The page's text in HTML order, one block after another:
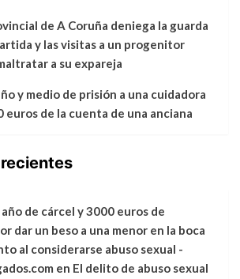
de A Coruña deniega la guarda
y las visitas a un progenitor
a su expareja
y medio de prisión a una cuidadora
euros de la cuenta de una anciana
de cárcel y 3000 euros de
dar un beso a una menor en la boca
al considerarse abuso sexual -
en El delito de abuso sexual